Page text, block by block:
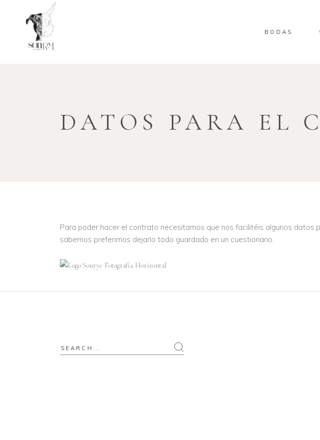
BODAS
DATOS PARA EL
Para poder hacer el contrato necesitamos que nos facilitéis algunos
sabemos preferimos dejarlo todo guardado en un cuestionario.
Search